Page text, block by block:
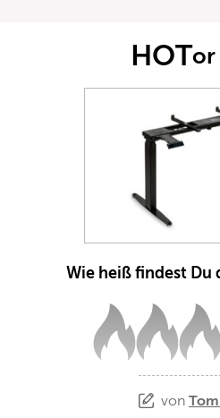
HOTor
Wie heiß findest Du
von